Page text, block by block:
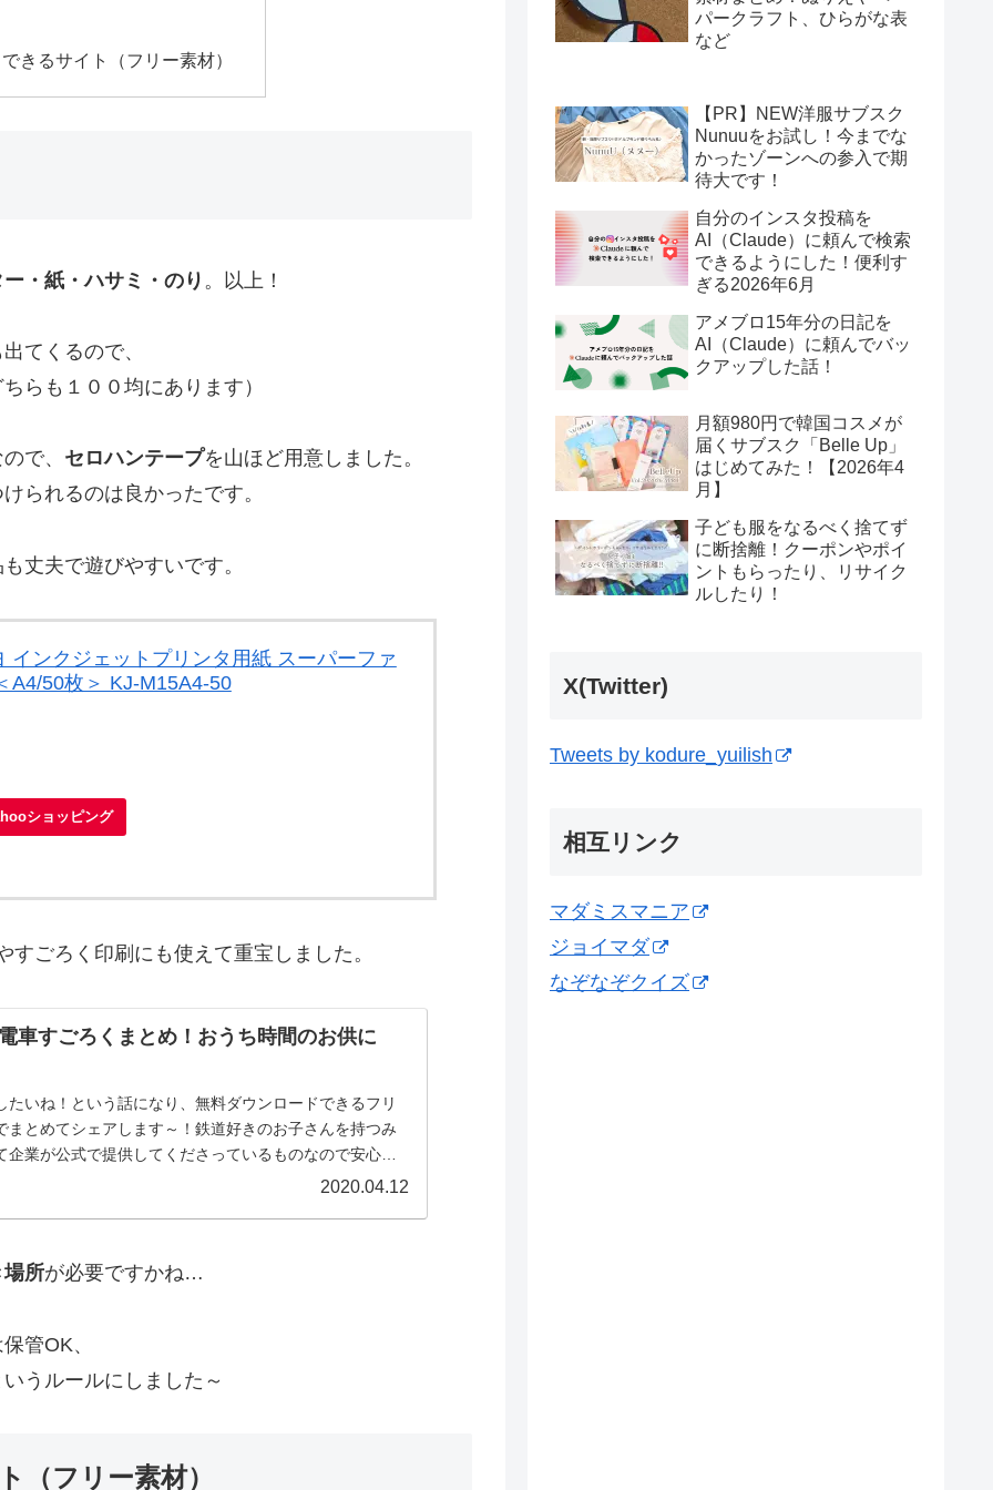
きるサイト（フリー素材）
・紙・ハサミ・のり 。以上！
てくるので、
らも１００均にあります）
で、 セロハンテープを山ほど用意しました。
られるのは良かったです。
丈夫で遊びやすいです。
インクジェットプリンタ用紙 スーパーファ
A4/50枚＞ KJ-M15A4-50
ショッピング
ごろく印刷にも使えて重宝しました。
車すごろくまとめ！おうち時間のお供に
たいね！という話になり、無料ダウンロードできるフリ
まとめてシェアします～！鉄道好きのお子さんを持つみ
企業が公式で提供してくださっているものなので安心で
2020.04.12
場所が必要ですかね…
管OK、
うルールにしました～
（フリー素材）
パークラフト、ひらがな表
など
【PR】NEW洋服サブスク
Nunuuをお試し！今までな
かったゾーンへの参入で期
待大です！
自分のインスタ投稿を
AI（Claude）に頼んで検索
できるようにした！便利す
ぎる2026年6月
アメブロ15年分の日記を
AI（Claude）に頼んでバッ
クアップした話！
月額980円で韓国コスメが
届くサブスク「Belle Up」
はじめてみた！【2026年4
月】
子ども服をなるべく捨てず
に断捨離！クーポンやポイ
ントもらったり、リサイク
ルしたり！
X(Twitter)
Tweets by kodure_yuilish
相互リンク
マダミスマニア
ジョイマダ
なぞなぞクイズ